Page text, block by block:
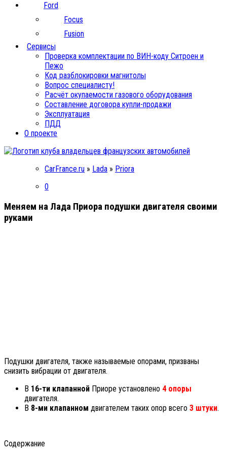
Ford
Focus
Fusion
Сервисы
Проверка комплектации по ВИН-коду Ситроен и
Пежо
Код разблокировки магнитолы
Вопрос специалисту!
Расчёт окупаемости газового оборудования
Составление договора купли-продажи
Эксплуатация
ПДД
О проекте
CarFrance.ru » Lada » Priora
0
Меняем на Лада Приора подушки двигателя своими
руками
Подушки двигателя, также называемые опорами, призваны
снизить вибрации от двигателя.
В 16-ти клапанной Приоре установлено 4 опоры
двигателя.
В 8-ми клапанном двигателем таких опор всего 3 штуки.
Содержание